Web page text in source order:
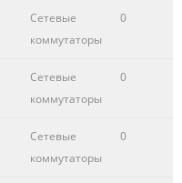
Сетевые
коммутаторы
0
Сетевые
коммутаторы
0
Сетевые
коммутаторы
0